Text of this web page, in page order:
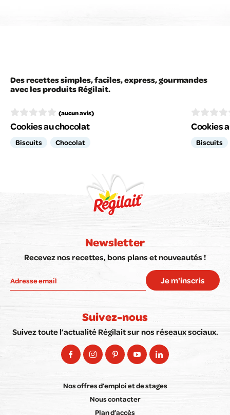
Des recettes simples, faciles, express, gourmandes
avec les produits Régilait.
(aucun avis)
Cookies au chocolat
Biscuits Chocolat
Cookies
Biscuits
Newsletter
Recevez nos recettes, bons plans et nouveautés !
Je m'inscris
Suivez-nous
Suivez toute l’actualité Régilait sur nos réseaux sociaux.
Nos offres d’emploi et de stages
Nous contacter
Plan d’accès